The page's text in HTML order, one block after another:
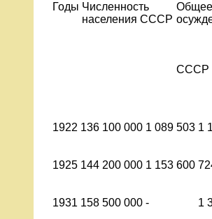
Годы Численность
населения СССР
Общее
СССР
1922 136 100 000 1 089 503 1
1925 144 200 000 1 153 600
1931 158 500 000 - 1